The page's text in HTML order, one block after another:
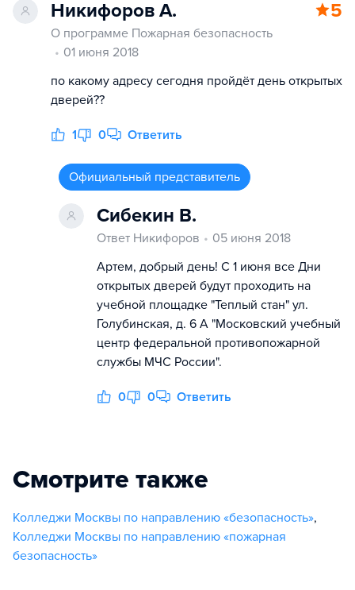
Никифоров А. 5
О программе Пожарная безопасность
01 июня 2018
по какому адресу сегодня пройдёт день открытых
дверей??
1 0 Ответить
Официальный представитель
Сибекин В.
Ответ Никифоров
05 июня 2018
Артем, добрый день! С 1 июня все Дни
открытых дверей будут проходить на
учебной площадке "Теплый стан" ул.
Голубинская, д. 6 А "Московский учебный
центр федеральной противопожарной
службы МЧС России".
0 0 Ответить
Смотрите также
Колледжи Москвы по направлению «безопасность»,
Колледжи Москвы по направлению «пожарная
безопасность»